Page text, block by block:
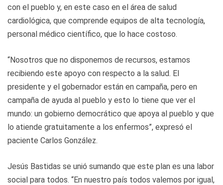
con el pueblo y, en este caso en el área de salud
cardiológica, que comprende equipos de alta tecnología,
personal médico científico, que lo hace costoso.
“Nosotros que no disponemos de recursos, estamos
recibiendo este apoyo con respecto a la salud. El
presidente y el gobernador están en campaña, pero en
campaña de ayuda al pueblo y esto lo tiene que ver el
mundo: un gobierno democrático que apoya al pueblo y que
lo atiende gratuitamente a los enfermos”, expresó el
paciente Carlos González.
Jesús Bastidas se unió sumando que este plan es una labor
social para todos. “En nuestro país todos valemos por igual,